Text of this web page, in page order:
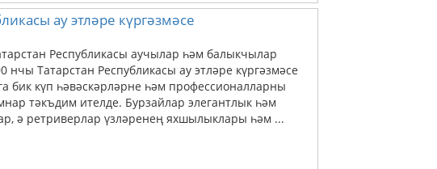
ау этләре күргәзмәсе
Республикасы аучылар һәм балыкчылар
Татарстан Республикасы ау этләре күргәзмәсе
бик күп һәвәскәрләрне һәм профессионалларны
тәкъдим ителде. Бурзайлар элегантлык һәм
ә ретриверлар үзләренең яхшылыклары һәм ...